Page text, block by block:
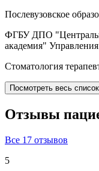
Послевузовское
ФГБУ ДПО
академия"
Стоматология
Посмотреть весь список
Отзывы
Все 17 отзывов
5